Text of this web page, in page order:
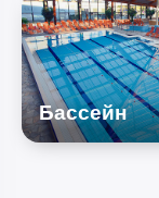
Бассейн